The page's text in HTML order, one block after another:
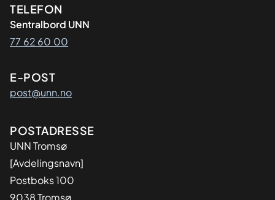
Kontaktinformasjon
TELEFON
Sentralbord UNN
77 62 60 00
E-POST
post@unn.no
Adresse
POSTADRESSE
UNN Tromsø
[Avdelingsnavn]
Postboks 100
9038 Tromsø